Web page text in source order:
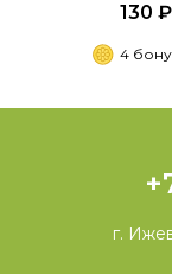
130 ₽
4
г.